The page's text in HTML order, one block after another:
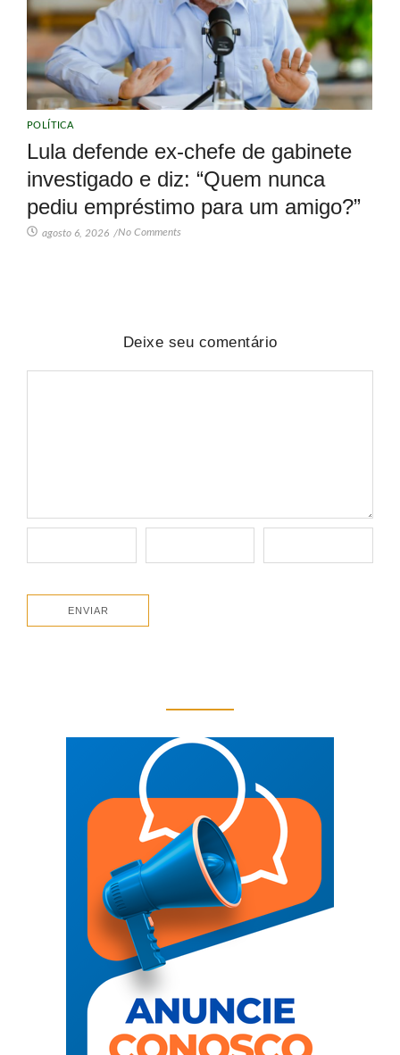
POLÍTICA
Lula defende ex-chefe de gabinete
investigado e diz: “Quem nunca
pediu empréstimo para um amigo?”
agosto 6, 2026 /No Comments
Deixe seu comentário